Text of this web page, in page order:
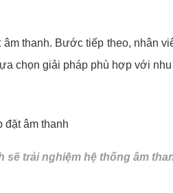
thanh. Bước tiếp theo, nhân
chọn giải pháp phù hợp với
sẽ trải nghiệm hệ thống âm